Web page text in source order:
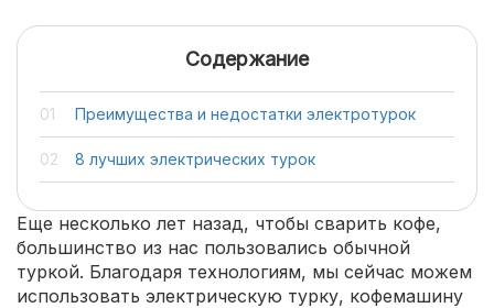
Содержание
Преимущества и недостатки электротурок
8 лучших электрических турок
Еще несколько лет назад, чтобы сварить кофе,
большинство из нас пользовались обычной
туркой. Благодаря технологиям, мы сейчас можем
использовать электрическую турку, кофемашину